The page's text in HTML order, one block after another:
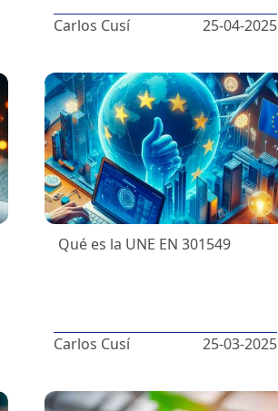
Carlos Cusí 25-04-2025
Qué es la UNE EN 301549
Carlos Cusí 25-03-2025